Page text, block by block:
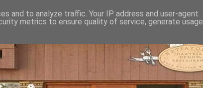
and to analyze traffic. Your IP address and user-agent
metrics to ensure quality of service, generate usage